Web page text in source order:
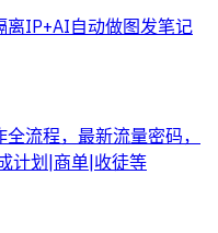
离IP+AI自动做图发笔记
流程，最新流量密码，
计划|商单|收徒等